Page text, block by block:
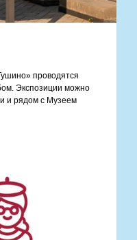
проводятся
Экспозиции можно
и рядом с Музеем